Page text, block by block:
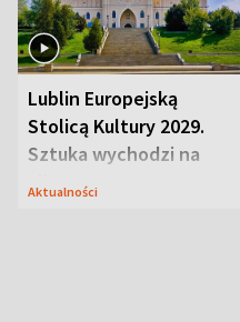
Lublin Europejską
Stolicą Kultury 2029.
Sztuka wychodzi na
ulice
Aktualności